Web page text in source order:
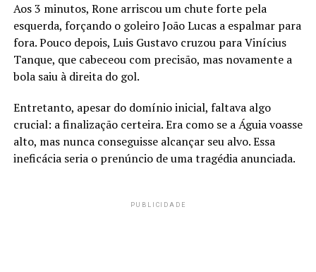
Aos 3 minutos, Rone arriscou um chute forte pela
esquerda, forçando o goleiro João Lucas a espalmar para
fora. Pouco depois, Luis Gustavo cruzou para Vinícius
Tanque, que cabeceou com precisão, mas novamente a
bola saiu à direita do gol.
Entretanto, apesar do domínio inicial, faltava algo
crucial: a finalização certeira. Era como se a Águia voasse
alto, mas nunca conseguisse alcançar seu alvo. Essa
ineficácia seria o prenúncio de uma tragédia anunciada.
PUBLICIDADE